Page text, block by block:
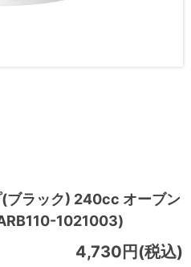
ブラック) 240cc オーブン
1021003)
4,730円(税込)